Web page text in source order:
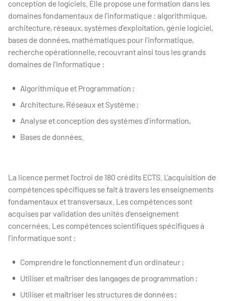
conception de logiciels. Elle propose une formation dans les
domaines fondamentaux de l’informatique : algorithmique,
architecture, réseaux, systèmes d’exploitation, génie logiciel,
bases de données, mathématiques pour l’informatique,
recherche opérationnelle, recouvrant ainsi tous les grands
domaines de l’Informatique :
Algorithmique et Programmation ;
Architecture, Réseaux et Système ;
Analyse et conception des systèmes d’information,
Bases de données.
La licence permet l’octroi de 180 crédits ECTS. L’acquisition de
compétences spécifiques se fait à travers les enseignements
fondamentaux et transversaux. Les compétences sont
acquises par validation des unités d’enseignement
concernées. Les compétences scientifiques spécifiques à
l’informatique sont :
Comprendre le fonctionnement d’un ordinateur ;
Utiliser et maîtriser des langages de programmation ;
Utiliser et maîtriser les structures de données ;